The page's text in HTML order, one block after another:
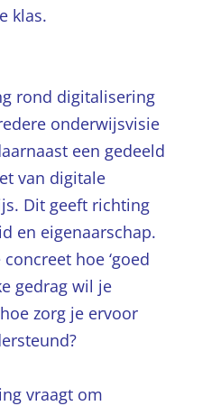
klas.
rond digitalisering
onderwijsvisie
een gedeeld
van digitale
Dit geeft richting
en eigenaarschap.
hoe ‘goed
gedrag wil je
zorg je ervoor
vraagt om